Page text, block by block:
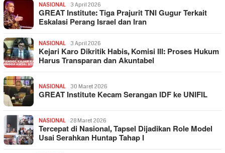
NASIONAL 3 April 2026
GREAT Institute: Tiga Prajurit TNI Gugur Terkait
Eskalasi Perang Israel dan Iran
NASIONAL 3 April 2026
Kejari Karo Dikritik Habis, Komisi III: Proses Hukum
Harus Transparan dan Akuntabel
NASIONAL 30 Maret 2026
GREAT Institute Kecam Serangan IDF ke UNIFIL
NASIONAL 28 Maret 2026
Tercepat di Nasional, Tapsel Dijadikan Role Model
Usai Serahkan Huntap Tahap I